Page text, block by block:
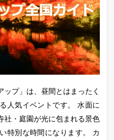
プ」は、昼間とはまったく
人気イベントです。 水面に
社・庭園が光に包まれる景色
特別な時間になります。 カ